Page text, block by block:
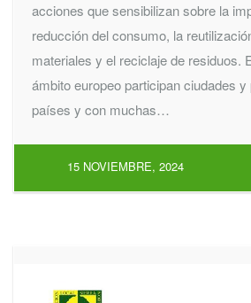
acciones que sensibilizan sobre la
reducción del consumo, la
materiales y el reciclaje de residuos.
ámbito europeo participan ciudades
países y con muchas…
15 NOVIEMBRE, 2024